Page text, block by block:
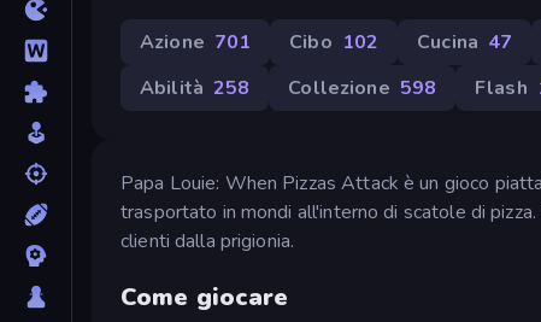
Azione 701 Cibo 102 Cucina 47
Abilità 258 Collezione 598 Flash
Papa Louie: When Pizzas Attack è un gioco
trasportato in mondi all'interno di scatole di
clienti dalla prigionia.
Come giocare